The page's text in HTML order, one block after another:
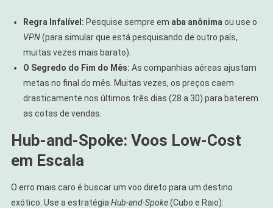
Regra Infalível: Pesquise sempre em aba anônima ou use o
VPN(para simular que está pesquisando de outro país,
muitas vezes mais barato).
O Segredo do Fim do Mês: As companhias aéreas ajustam
metas no final do mês. Muitas vezes, os preços caem
drasticamente nos últimos três dias (28 a 30) para baterem
as cotas de vendas.
Hub-and-Spoke: Voos Low-Cost
em Escala
O erro mais caro é buscar um voo direto para um destino
exótico. Use a estratégia Hub-and-Spoke(Cubo e Raio):